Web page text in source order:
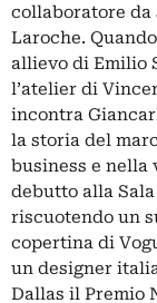
collaboratore da
Laroche.
allievo di Emilio
l’atelier di
incontra
la storia del
business e nella
debutto alla
riscuotendo un
copertina di
un designer
Dallas il Premio